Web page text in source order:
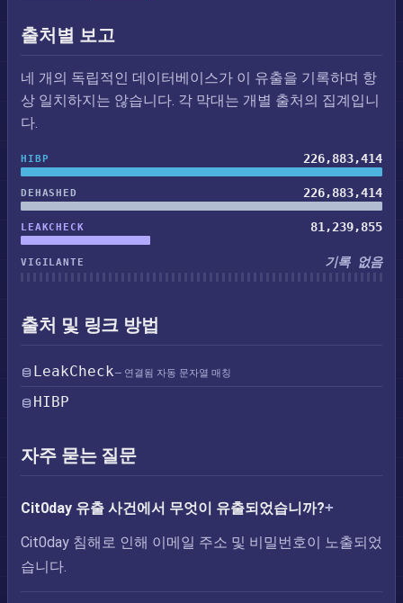
출처별 보고
네 개의 독립적인 데이터베이스가 이 유출을 기록하며 항
상 일치하지는 않습니다. 각 막대는 개별 출처의 집계입니
다.
HIBP 226,883,414
DEHASHED 226,883,414
LEAKCHECK 81,239,855
VIGILANTE 기록 없음
출처 및 링크 방법
LeakCheck— 연결됨 자동 문자열 매칭
HIBP
자주 묻는 질문
Cit0day 유출 사건에서 무엇이 유출되었습니까?
Cit0day 침해로 인해 이메일 주소 및 비밀번호이 노출되었
습니다.